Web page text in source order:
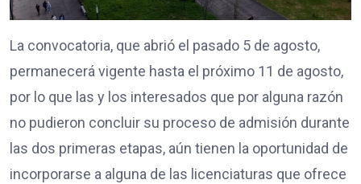
La convocatoria, que abrió el pasado 5 de agosto,
permanecerá vigente hasta el próximo 11 de agosto,
por lo que las y los interesados que por alguna razón
no pudieron concluir su proceso de admisión durante
las dos primeras etapas, aún tienen la oportunidad de
incorporarse a alguna de las licenciaturas que ofrece